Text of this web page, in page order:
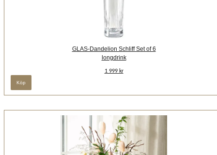
GLAS-Dandelion Schliff Set of 6
longdrink
1 999 kr